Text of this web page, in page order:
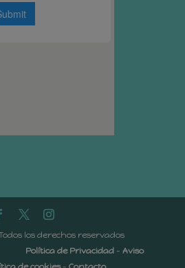
los derechos reservados
Política de Privacidad - Aviso